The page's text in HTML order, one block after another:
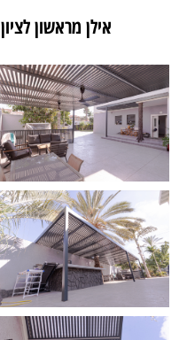
אילן מראשון לציון